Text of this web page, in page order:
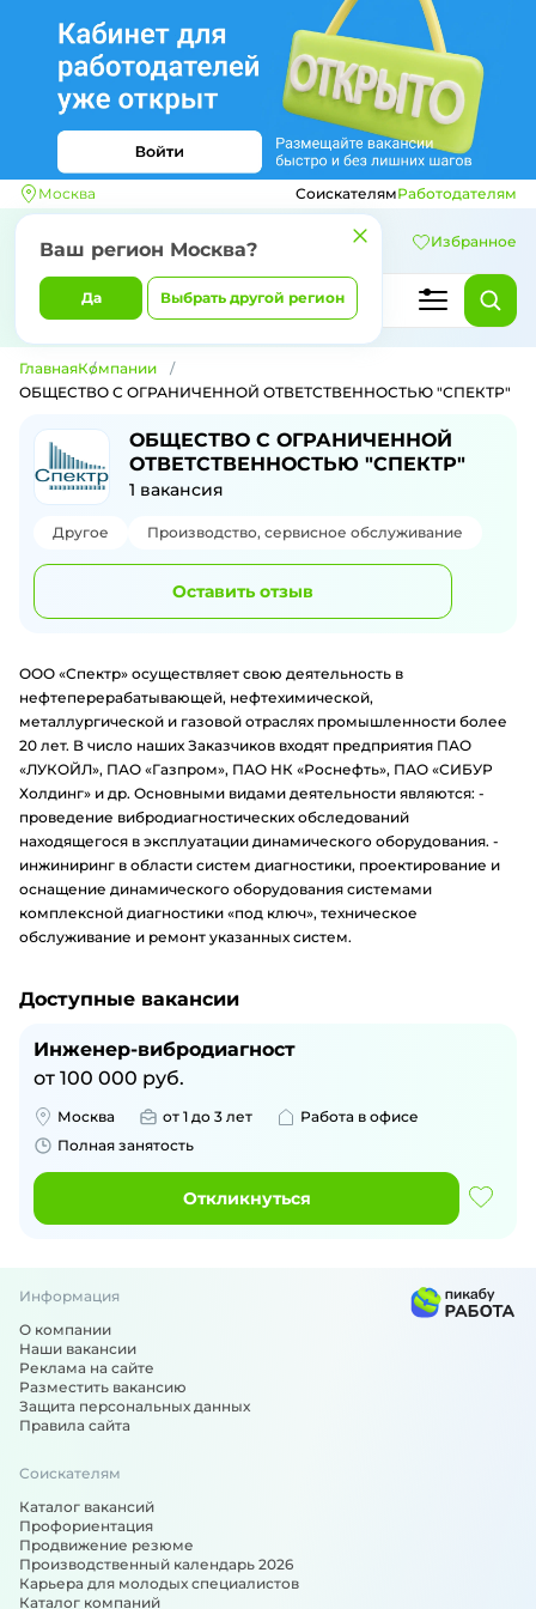
Москва
Ваш регион Москва?
Да Выбрать другой регион
СоискателямРаботодателям
Избранное
ГлавнаяКомпании
ОБЩЕСТВО С ОГРАНИЧЕННОЙ ОТВЕТСТВЕННОСТЬЮ "СПЕКТР"
ОБЩЕСТВО С ОГРАНИЧЕННОЙ
ОТВЕТСТВЕННОСТЬЮ "СПЕКТР"
1 вакансия
Другое Производство, сервисное обслуживание
Оставить отзыв
ООО «Спектр» осуществляет свою деятельность в
нефтеперерабатывающей, нефтехимической,
металлургической и газовой отраслях промышленности более
20 лет. В число наших Заказчиков входят предприятия ПАО
«ЛУКОЙЛ», ПАО «Газпром», ПАО НК «Роснефть», ПАО «СИБУР
Холдинг» и др. Основными видами деятельности являются: -
проведение вибродиагностических обследований
находящегося в эксплуатации динамического оборудования. -
инжиниринг в области систем диагностики, проектирование и
оснащение динамического оборудования системами
комплексной диагностики «под ключ», техническое
обслуживание и ремонт указанных систем.
Доступные вакансии
Инженер-вибродиагност
от 100 000 руб.
Москва от 1 до 3 лет
Работа в офисе
Полная занятость
Откликнуться
Информация
О компании
Наши вакансии
Реклама на сайте
Разместить вакансию
Защита персональных данных
Правила сайта
Соискателям
Каталог вакансий
Профориентация
Продвижение резюме
Производственный календарь 2026
Карьера для молодых специалистов
Каталог компаний